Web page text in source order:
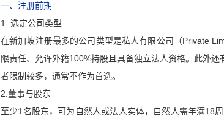
一、注册前期
1. 选定公司类型
在新加坡注册最多的公司类型是私人有限公司（Private
限责任、允许外籍100%持股且具备独立法人资格。此外
者限制较多，通常不作为首选。
2.董事与股东
至少1名股东，可为自然人或法人实体，自然人需年满18